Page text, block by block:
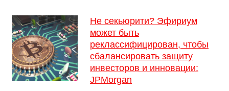
Не секьюрити? Эфириум
может быть
реклассифицирован, чтобы
сбалансировать защиту
инвесторов и инновации:
JPMorgan